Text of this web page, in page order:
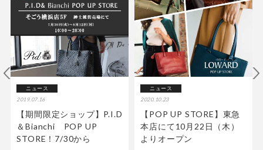
ニュース
2019.07.16
【期間限定ショップ】P.I.D
＆Bianchi POP UP
STORE！7/30から
ニュース
2020.10.23
【POP UP STORE】東急
本店にて10月22日（木）
よりオープン